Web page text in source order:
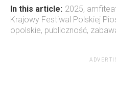
In this article: 2025,
Krajowy Festiwal Polskiej
opolskie, publiczność,